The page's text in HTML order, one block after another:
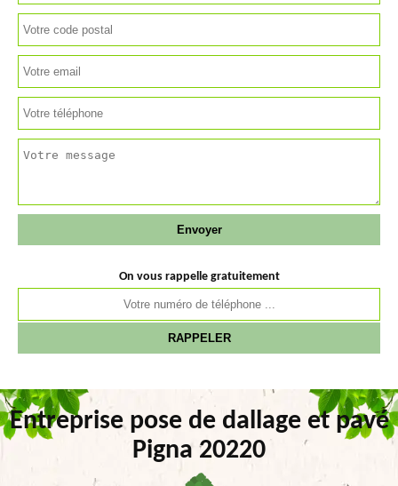
On vous rappelle gratuitement
Entreprise pose de dallage et pavé
Pigna 20220